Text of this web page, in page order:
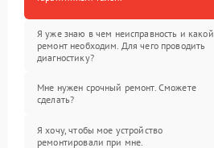
Я уже знаю в чем неисправность и какой
ремонт необходим. Для чего проводить
диагностику?
Мне нужен срочный ремонт. Сможете
сделать?
Я хочу, чтобы мое устройство
ремонтировали при мне.